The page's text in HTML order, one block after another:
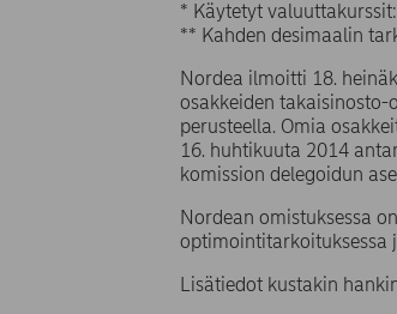
* Käytetyt
** Kahden desimaalin
Nordea ilmoitti 18.
osakkeiden
perusteella. Omia
16. huhtikuuta 2014
komission delegoidun
Nordean omistuksessa
optimointitarkoituksessa
Lisätiedot kustakin